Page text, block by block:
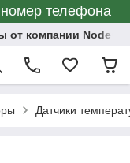
телефона
от компании Node
Датчики